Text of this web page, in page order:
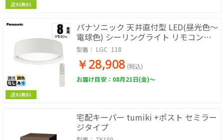
送料無料
送料無料
パナソニック 天井直付型 LED(昼光色～
電球色) シーリングライト リモコン調
光・リモコン調色 ～6/8畳
型番： LGC_118_
￥28,908 (税込)
お届け目安：08月21日(金)～
宅配キーパー tumiki +ポスト セミラー
ジタイプ